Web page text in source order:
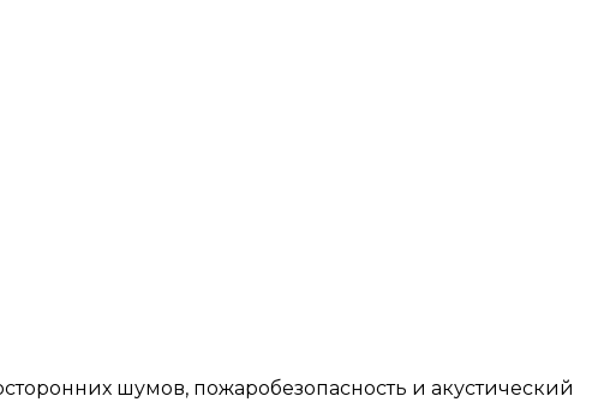
шумов, пожаробезопасность и акустический